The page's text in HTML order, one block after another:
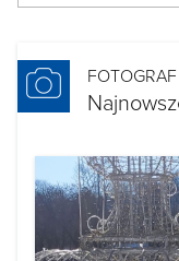
FOTOGRAF